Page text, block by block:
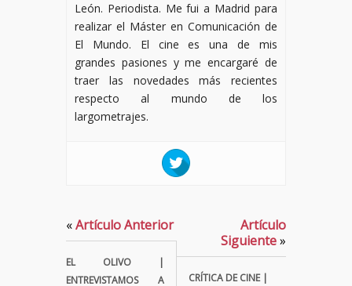
León. Periodista. Me fui a Madrid para
realizar el Máster en Comunicación de
El Mundo. El cine es una de mis
grandes pasiones y me encargaré de
traer las novedades más recientes
respecto al mundo de los
largometrajes.
«Artículo Anterior
EL OLIVO |
ENTREVISTAMOS A
Artículo
Siguiente»
CRÍTICA DE CINE |